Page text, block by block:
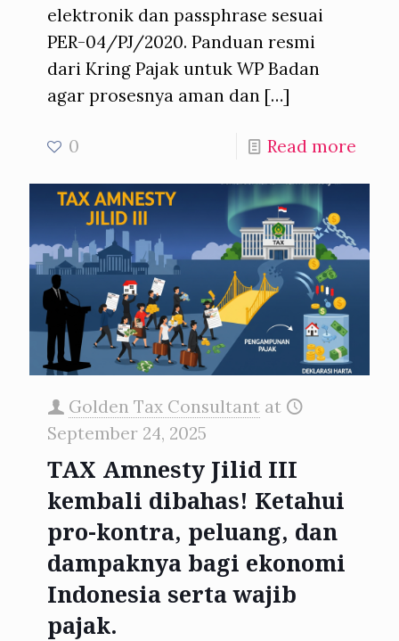
elektronik dan passphrase sesuai
PER-04/PJ/2020. Panduan resmi
dari Kring Pajak untuk WP Badan
agar prosesnya aman dan […]
0 Read more
Golden Tax Consultant at
September 24, 2025
TAX Amnesty Jilid III
kembali dibahas! Ketahui
pro-kontra, peluang, dan
dampaknya bagi ekonomi
Indonesia serta wajib
pajak.